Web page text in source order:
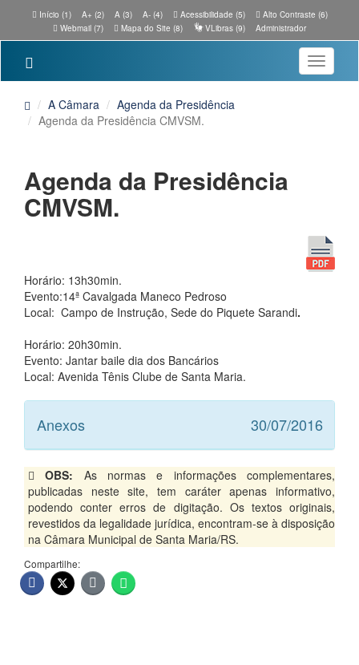
Início (1) A+ (2) A (3) A- (4) Acessibilidade (5)
Alto Contraste (6)
Webmail (7)
Mapa do Site (8) VLibras (9) Administrador
Toggle
A Câmara
Agenda da Presidência
Agenda da Presidência CMVSM.
Agenda da Presidência
CMVSM.
Horário: 13h30min.
Evento:14ª Cavalgada Maneco Pedroso
Local: Campo de Instrução, Sede do Piquete Sarandi.
Horário: 20h30min.
Evento: Jantar baile dia dos Bancários
Local: Avenida Tênis Clube de Santa Maria.
Anexos 30/07/2016
OBS: As normas e informações complementares,
publicadas neste site, tem caráter apenas informativo,
podendo conter erros de digitação. Os textos originais,
revestidos da legalidade jurídica, encontram-se à disposição
na Câmara Municipal de Santa Maria/RS.
Compartilhe: